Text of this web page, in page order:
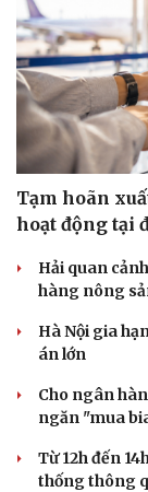
Sức khỏe
Dinh dưỡng -
Cây thuốc
Nhi khoa
Nam khoa
Làm đẹp - giảm
Phòng mạch
Ăn sạch sống khỏe
Tạm hoãn
hoạt động tại
Hải quan
hàng nông
Hà Nội gia
án lớn
Cho ngân
ngăn "mua
Từ 12h đến
thống thông